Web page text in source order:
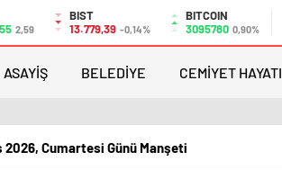
2,59
BIST
13.779,39 -0,14%
BITCOIN
3095780 0,90%
ASAYİŞ BELEDİYE CEMİYET HAYATI
Cumartesi Günü Manşeti